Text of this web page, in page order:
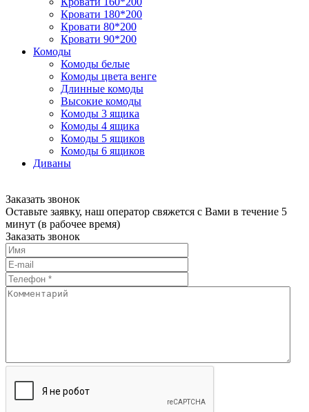
Кровати 180*200
Кровати 80*200
Кровати 90*200
Комоды
Комоды белые
Комоды цвета венге
Длинные комоды
Высокие комоды
Комоды 3 ящика
Комоды 4 ящика
Комоды 5 ящиков
Комоды 6 ящиков
Диваны
Заказать звонок
Оставьте заявку, наш оператор свяжется с Вами в течение 5
минут (в рабочее время)
Заказать звонок